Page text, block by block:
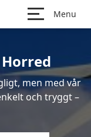
Menu
men med vår
och tryggt –